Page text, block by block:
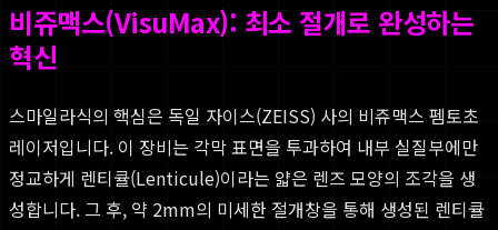
비쥬맥스(VisuMax): 최소 절개로 완성하는
혁신
스마일라식의 핵심은 독일 자이스(ZEISS) 사의 비쥬맥스 펨토초
레이저입니다. 이 장비는 각막 표면을 투과하여 내부 실질부에만
정교하게 렌티큘(Lenticule)이라는 얇은 렌즈 모양의 조각을 생
성합니다. 그 후, 약 2mm의 미세한 절개창을 통해 생성된 렌티큘